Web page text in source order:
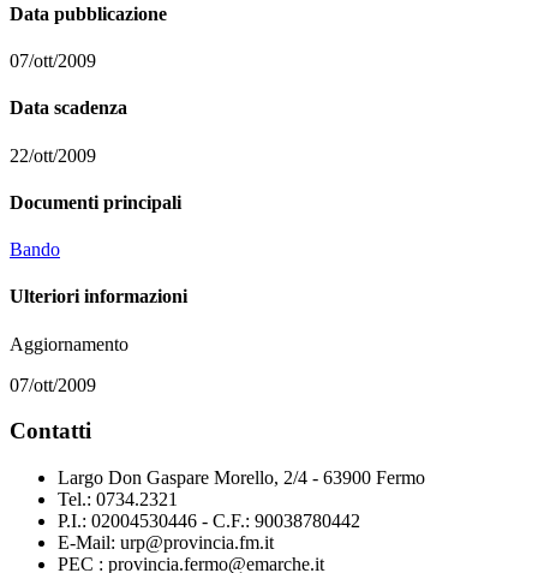
Data pubblicazione
07/ott/2009
Data scadenza
22/ott/2009
Documenti principali
Bando
Ulteriori informazioni
Aggiornamento
07/ott/2009
Contatti
Largo Don Gaspare Morello, 2/4 - 63900 Fermo
Tel.: 0734.2321
P.I.: 02004530446 - C.F.: 90038780442
E-Mail: urp@provincia.fm.it
PEC : provincia.fermo@emarche.it